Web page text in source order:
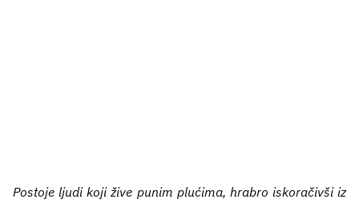
Postoje ljudi koji žive punim plućima, hrabro iskoračivši iz